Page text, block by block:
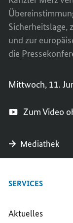
Sicherheitslage,
und zur
die
Mittwoch, 11.
Zum Video
Mediathek
SERVICES
Aktuelles